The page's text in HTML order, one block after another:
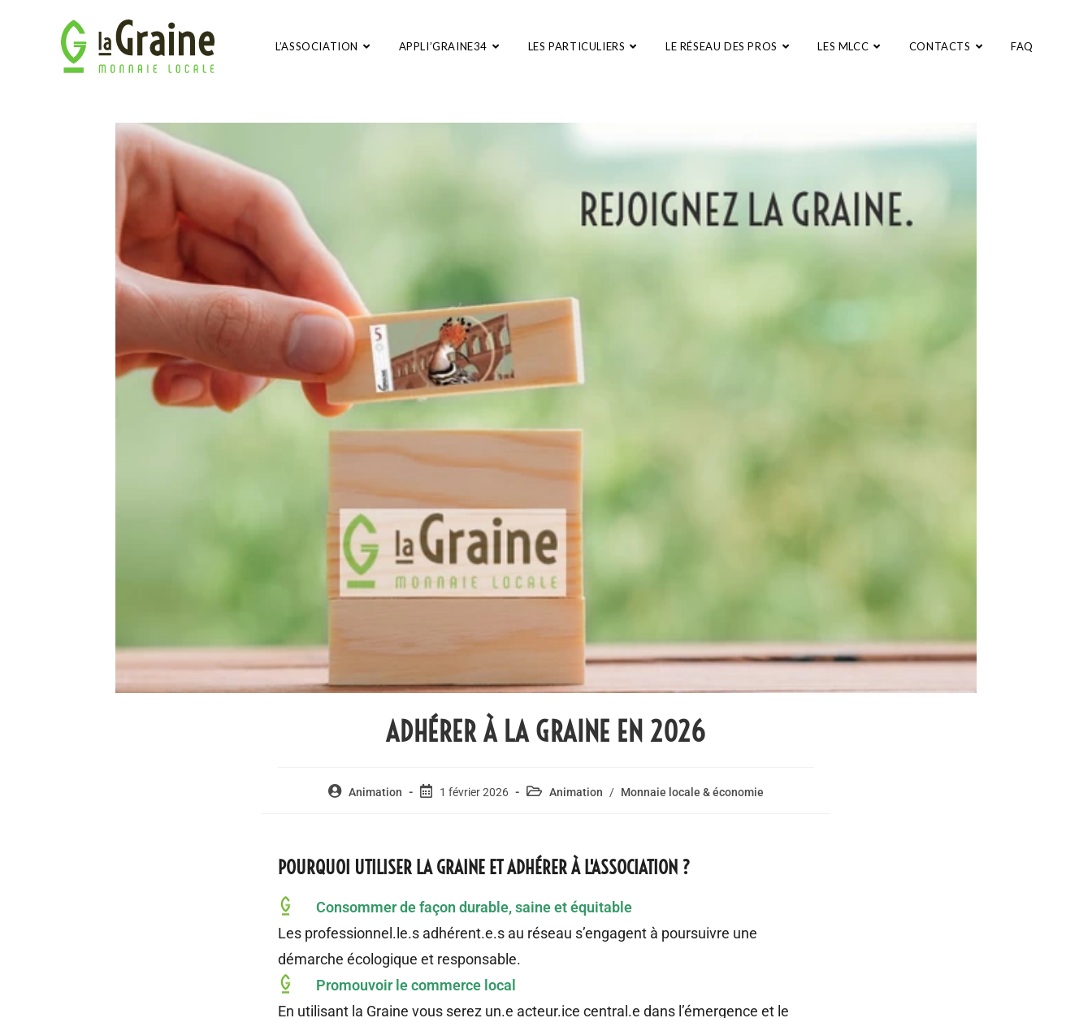
L’ASSOCIATION APPLI’GRAINE34 LES PARTICULIERS LE RÉSEAU DES PROS LES MLCC CONTACTS FAQ
ADHÉRER À LA GRAINE EN 2026
Animation 1 février 2026 Animation / Monnaie locale & économie
POURQUOI UTILISER LA GRAINE ET ADHÉRER À L'ASSOCIATION ?
Consommer de façon durable, saine et équitable
Les professionnel.le.s adhérent.e.s au réseau s’engagent à poursuivre une
démarche écologique et responsable.
Promouvoir le commerce local
En utilisant la Graine vous serez un.e acteur.ice central.e dans l’émergence et le